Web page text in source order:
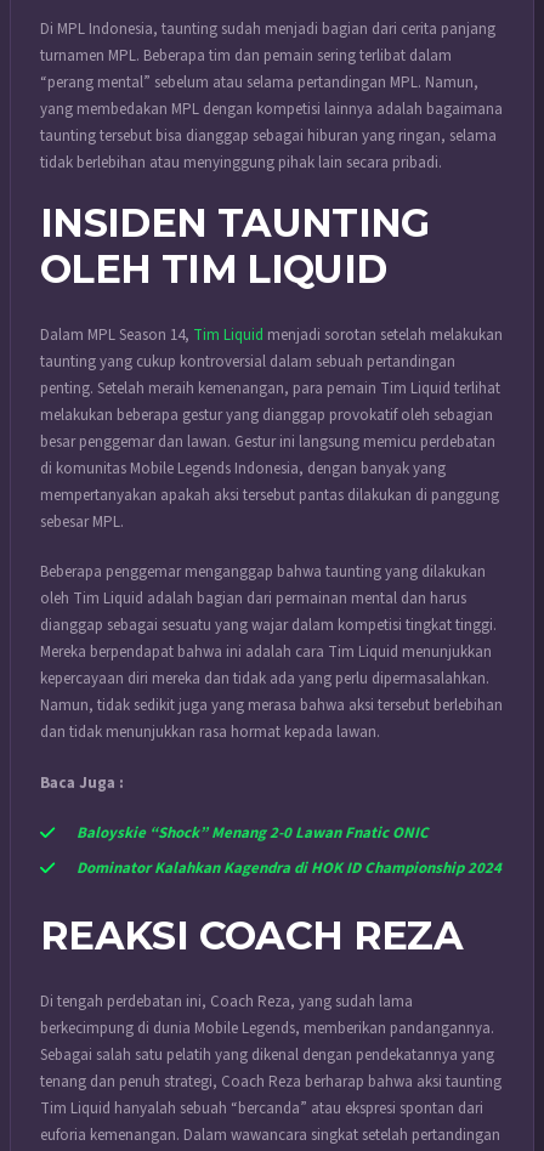
Di MPL Indonesia, taunting sudah menjadi bagian dari cerita panjang
turnamen MPL. Beberapa tim dan pemain sering terlibat dalam
“perang mental” sebelum atau selama pertandingan MPL. Namun,
yang membedakan MPL dengan kompetisi lainnya adalah bagaimana
taunting tersebut bisa dianggap sebagai hiburan yang ringan, selama
tidak berlebihan atau menyinggung pihak lain secara pribadi.
INSIDEN TAUNTING
OLEH TIM LIQUID
Dalam MPL Season 14, Tim Liquid menjadi sorotan setelah melakukan
taunting yang cukup kontroversial dalam sebuah pertandingan
penting. Setelah meraih kemenangan, para pemain Tim Liquid terlihat
melakukan beberapa gestur yang dianggap provokatif oleh sebagian
besar penggemar dan lawan. Gestur ini langsung memicu perdebatan
di komunitas Mobile Legends Indonesia, dengan banyak yang
mempertanyakan apakah aksi tersebut pantas dilakukan di panggung
sebesar MPL.
Beberapa penggemar menganggap bahwa taunting yang dilakukan
oleh Tim Liquid adalah bagian dari permainan mental dan harus
dianggap sebagai sesuatu yang wajar dalam kompetisi tingkat tinggi.
Mereka berpendapat bahwa ini adalah cara Tim Liquid menunjukkan
kepercayaan diri mereka dan tidak ada yang perlu dipermasalahkan.
Namun, tidak sedikit juga yang merasa bahwa aksi tersebut berlebihan
dan tidak menunjukkan rasa hormat kepada lawan.
Baca Juga :
Baloyskie “Shock” Menang 2-0 Lawan Fnatic ONIC
Dominator Kalahkan Kagendra di HOK ID Championship 2024
REAKSI COACH REZA
Di tengah perdebatan ini, Coach Reza, yang sudah lama
berkecimpung di dunia Mobile Legends, memberikan pandangannya.
Sebagai salah satu pelatih yang dikenal dengan pendekatannya yang
tenang dan penuh strategi, Coach Reza berharap bahwa aksi taunting
Tim Liquid hanyalah sebuah “bercanda” atau ekspresi spontan dari
euforia kemenangan. Dalam wawancara singkat setelah pertandingan